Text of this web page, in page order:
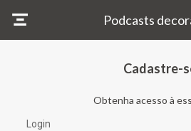
Podcasts
Cadastre-
Obtenha acesso à
Login